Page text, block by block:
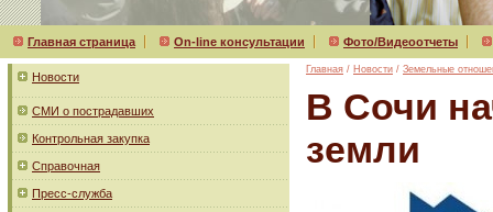
Главная страница On-line консультации Фото/Видеоотчеты
Новости
СМИ о пострадавших
Контрольная закупка
Справочная
Пресс-служба
Главная / Новости / Земельные
В Сочи
земли